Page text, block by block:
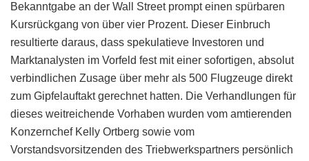
Bekanntgabe an der Wall Street prompt einen spürbaren
Kursrückgang von über vier Prozent. Dieser Einbruch
resultierte daraus, dass spekulatieve Investoren und
Marktanalysten im Vorfeld fest mit einer sofortigen, absolut
verbindlichen Zusage über mehr als 500 Flugzeuge direkt
zum Gipfelauftakt gerechnet hatten. Die Verhandlungen für
dieses weitreichende Vorhaben wurden vom amtierenden
Konzernchef Kelly Ortberg sowie vom
Vorstandsvorsitzenden des Triebwerkspartners persönlich